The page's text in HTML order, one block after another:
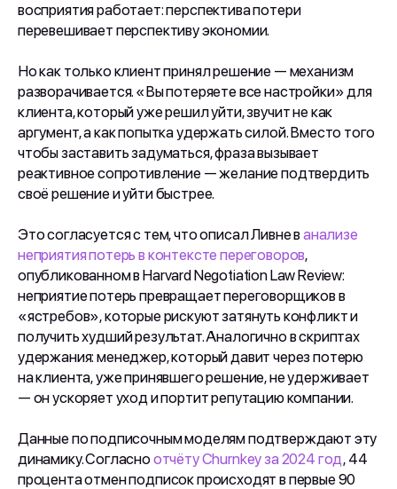
восприятия работает: перспектива потери
перевешивает перспективу экономии.
Но как только клиент принял решение — механизм
разворачивается. «Вы потеряете все настройки» для
клиента, который уже решил уйти, звучит не как
аргумент, а как попытка удержать силой. Вместо того
чтобы заставить задуматься, фраза вызывает
реактивное сопротивление — желание подтвердить
своё решение и уйти быстрее.
Это согласуется с тем, что описал Ливне ванализе
неприятия потерь в контексте переговоров,
опубликованном в Harvard Negotiation Law Review:
неприятие потерь превращает переговорщиков в
«ястребов», которые рискуют затянуть конфликт и
получить худший результат. Аналогично в скриптах
удержания: менеджер, который давит через потерю
на клиента, уже принявшего решение, не удерживает
— он ускоряет уход и портит репутацию компании.
Данные по подписочным моделям подтверждают эту
динамику. Согласноотчёту Churnkey за 2024 год, 44
процента отмен подписок происходят в первые 90